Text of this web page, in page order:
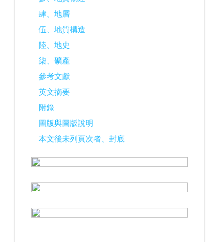
肆、地層
伍、地質構造
陸、地史
柒、礦產
參考文獻
英文摘要
附錄
圖版與圖版說明
本文後未列頁次者、封底